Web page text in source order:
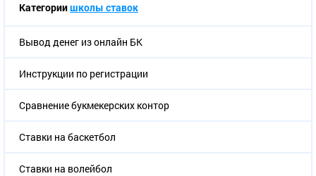
Категориишколы ставок
Вывод денег из онлайн БК
Инструкции по регистрации
Сравнение букмекерских контор
Ставки на баскетбол
Ставки на волейбол